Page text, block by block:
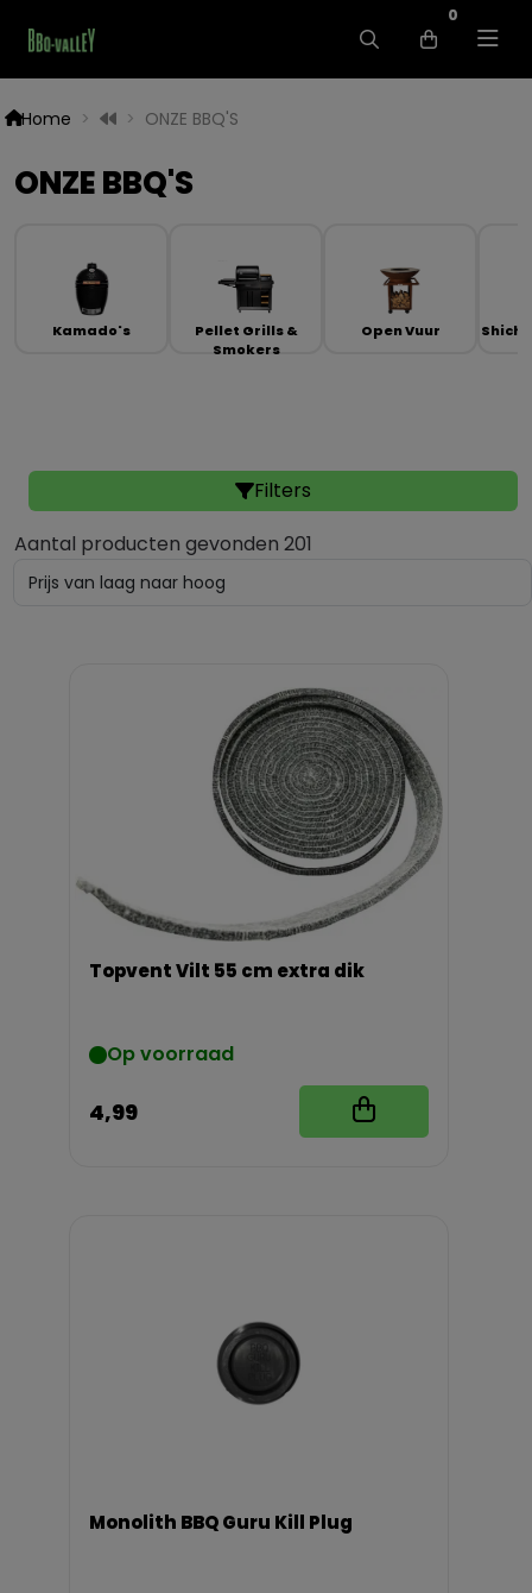
0
Home ONZE BBQ'S
ONZE BBQ'S
Kamado's
Pellet Grills &
Smokers
Open Vuur
Filters
Aantal producten gevonden 201
Topvent Vilt 55 cm extra dik
Op voorraad
4,99
Monolith BBQ Guru Kill Plug